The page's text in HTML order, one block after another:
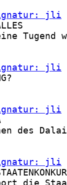
jli
Tugend
jli
jli
des
jli
die